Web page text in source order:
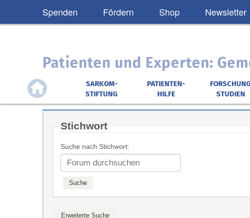
Spenden Fördern Shop Newsletter
Patienten und Experten:
SARKOM-
STIFTUNG
PATIENTEN-
HILFE
FORSCHUNG
STUDIEN
Stichwort
Suche nach Stichwort: